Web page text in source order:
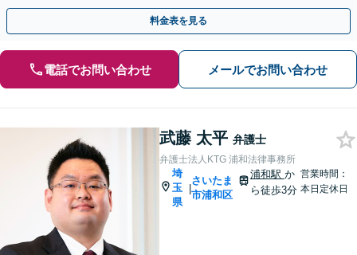
め、経営問題はお任せください【顧問プラン複数あり】
料金表を見る
電話でお問い合わせ メールでお問い合わせ
武藤 太平 弁護士
弁護士法人KTG 浦和法律事務所
埼
玉
県
|
さいたま
市浦和区
浦和駅 か
ら徒歩3分
営業時間：
本日定休日